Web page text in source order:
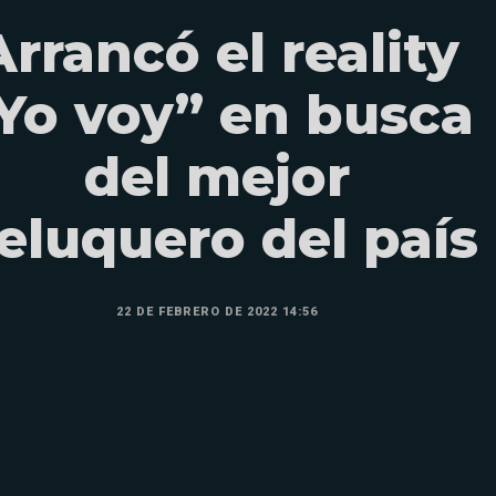
el reality
voy” en busca
del mejor
del país
22 DE FEBRERO DE 2022 14:56